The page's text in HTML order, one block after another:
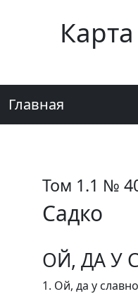
Главная
Том 1.1 №
Садко
ОЙ, ДА У
1. Ой, да у